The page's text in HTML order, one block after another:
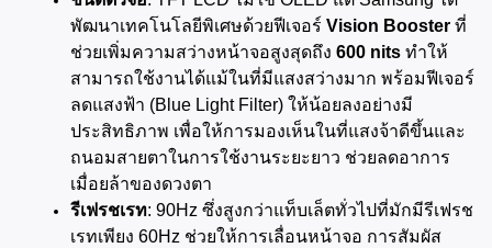
พัฒนาเทคโนโลยีพิเศษด้วยฟีเจอร์ Vision Booster ที่
ช่วยเพิ่มความสว่างหน้าจอสูงสุดถึง 600 nits ทำให้
สามารถใช้งานได้แม้ในที่มีแสงสว่างมาก พร้อมฟีเจอร์
ลดแสงฟ้า (Blue Light Filter) ให้น้อยลงอย่างมี
ประสิทธิภาพ เพื่อให้การมองเห็นในที่แสงจ้าดีขึ้นและ
ถนอมสายตาในการใช้งานระยะยาว ช่วยลดอาการ
เมื่อยล้าของดวงตา
รีเฟรชเรท: 90Hz ซึ่งสูงกว่าแท็บเล็ตทั่วไปที่มักมีรีเฟรช
เรทเพียง 60Hz ช่วยให้การเลื่อนหน้าจอ การสัมผัส